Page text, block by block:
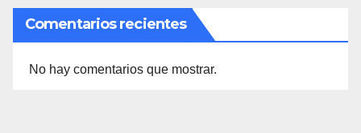
Comentarios recientes
No hay comentarios que mostrar.